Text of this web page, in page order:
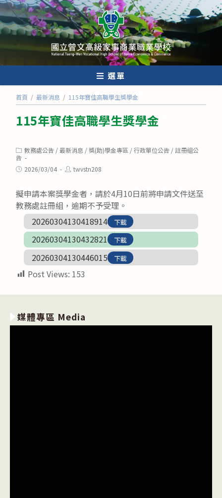
跳
轉
至
內
選單
首頁 / 最新消息 / 115年寶佳高職學生獎學金
115年寶佳高職學生獎學金
Post
category:
教務處公告 /最新消息 /獎(助)學金專區 /行政單位公告 /註冊組公
告
Post2026/03/04
Posttwvstn208
擬申請本案獎學金者，請於4月10日前將申請文件送至
教務處註冊組，逾期不予受理。
20260304130418914
下載
20260304130432821 下載
20260304130446015 下載
Post Views: 153
媒體專區 Media